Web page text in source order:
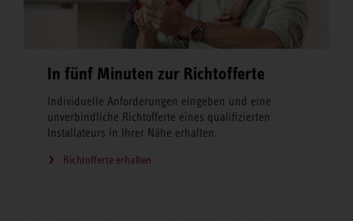
In fünf Minuten zur Richtofferte
Individuelle Anforderungen eingeben und eine
unverbindliche Richtofferte eines qualifizierten
Installateurs in Ihrer Nähe erhalten.
Richtofferte erhalten